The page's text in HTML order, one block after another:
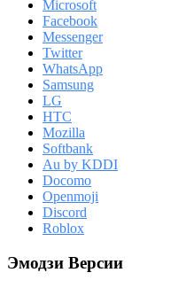
Microsoft
Facebook
Messenger
Twitter
WhatsApp
Samsung
LG
HTC
Mozilla
Softbank
Au by KDDI
Docomo
Openmoji
Discord
Roblox
Эмодзи Версии